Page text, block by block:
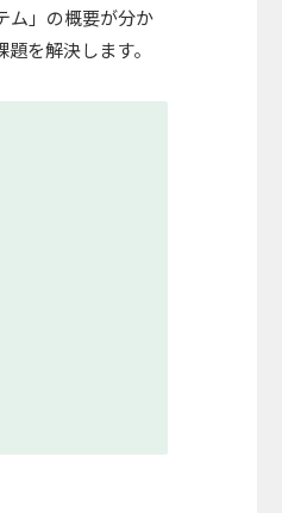
ム」の概要が分か
を解決します。